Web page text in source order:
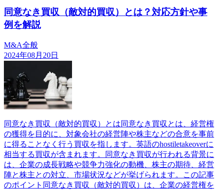
同意なき買収（敵対的買収）とは？対応方針や事
例を解説
M&A全般
2024年08月20日
同意なき買収（敵対的買収）とは同意なき買収とは、経営権
の獲得を目的に、対象会社の経営陣や株主などの合意を事前
に得ることなく行う買収を指します。英語のhostiletakeoverに
相当する買収が含まれます。同意なき買収が行われる背景に
は、企業の成長戦略や競争力強化の動機、株主の期待、経営
陣と株主との対立、市場状況などが挙げられます。この記事
のポイント同意なき買収（敵対的買収）は、企業の経営権を